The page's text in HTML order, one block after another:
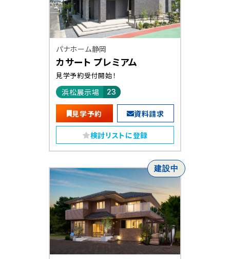
パナホーム静岡
カサート プレミアム
見学予約受付開始！
浜松展示場 23
見学予約 資料請求
検討リストに登録
建設中